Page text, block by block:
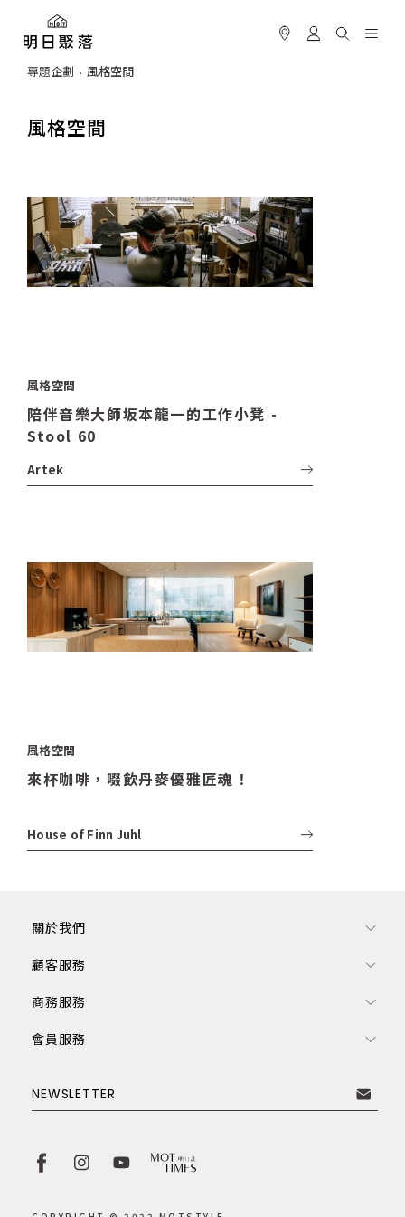
訂閱電子報
專題企劃 風格空間
風格空間
風格空間
陪伴音樂大師坂本龍一的工作小凳 -
Stool 60
Artek
風格空間
來杯咖啡，啜飲丹麥優雅匠魂！
House of Finn Juhl
關於我們
顧客服務
商務服務
會員服務
NEWSLETTER